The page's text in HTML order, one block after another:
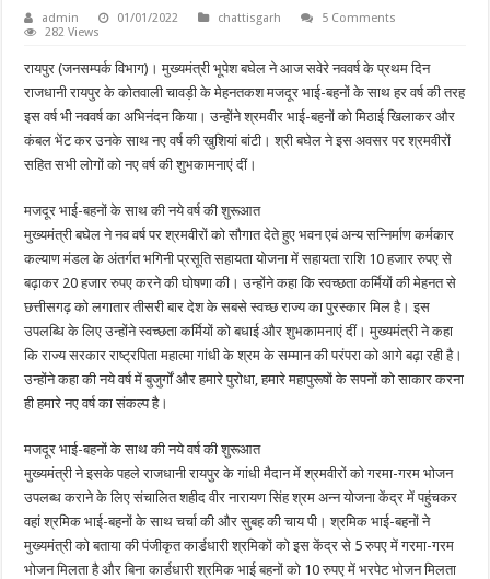
admin 01/01/2022 chattisgarh
5 Comments
282 Views
रायपुर (जनसम्पर्क विभाग)। मुख्यमंत्री भूपेश बघेल ने आज सवेरे नववर्ष के प्रथम दिन
राजधानी रायपुर के कोतवाली चावड़ी के मेहनतकश मजदूर भाई-बहनों के साथ हर वर्ष की तरह
इस वर्ष भी नववर्ष का अभिनंदन किया। उन्होंने श्रमवीर भाई-बहनों को मिठाई खिलाकर और
कंबल भेंट कर उनके साथ नए वर्ष की खुशियां बांटी। श्री बघेल ने इस अवसर पर श्रमवीरों
सहित सभी लोगों को नए वर्ष की शुभकामनाएं दीं।
मजदूर भाई-बहनों के साथ की नये वर्ष की शुरूआत
मुख्यमंत्री बघेल ने नव वर्ष पर श्रमवीरों को सौगात देते हुए भवन एवं अन्य सन्निर्माण कर्मकार
कल्याण मंडल के अंतर्गत भगिनी प्रसूति सहायता योजना में सहायता राशि 10 हजार रुपए से
बढ़ाकर 20 हजार रुपए करने की घोषणा की। उन्होंने कहा कि स्वच्छता कर्मियों की मेहनत से
छत्तीसगढ़ को लगातार तीसरी बार देश के सबसे स्वच्छ राज्य का पुरस्कार मिल है। इस
उपलब्धि के लिए उन्होंने स्वच्छता कर्मियों को बधाई और शुभकामनाएं दीं। मुख्यमंत्री ने कहा
कि राज्य सरकार राष्ट्रपिता महात्मा गांधी के श्रम के सम्मान की परंपरा को आगे बढ़ा रही है।
उन्होंने कहा की नये वर्ष में बुजुर्गों और हमारे पुरोधा, हमारे महापुरूषों के सपनों को साकार करना
ही हमारे नए वर्ष का संकल्प है।
मजदूर भाई-बहनों के साथ की नये वर्ष की शुरूआत
मुख्यमंत्री ने इसके पहले राजधानी रायपुर के गांधी मैदान में श्रमवीरों को गरमा-गरम भोजन
उपलब्ध कराने के लिए संचालित शहीद वीर नारायण सिंह श्रम अन्न योजना केंद्र में पहुंचकर
वहां श्रमिक भाई-बहनों के साथ चर्चा की और सुबह की चाय पी। श्रमिक भाई-बहनों ने
मुख्यमंत्री को बताया की पंजीकृत कार्डधारी श्रमिकों को इस केंद्र से 5 रुपए में गरमा-गरम
भोजन मिलता है और बिना कार्डधारी श्रमिक भाई बहनों को 10 रुपए में भरपेट भोजन मिलता